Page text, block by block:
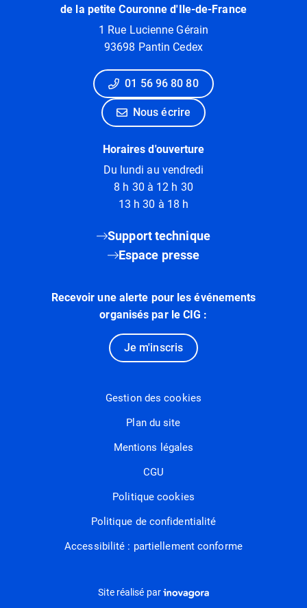
de la petite Couronne d'Ile-de-France
1 Rue Lucienne Gérain
93698 Pantin Cedex
01 56 96 80 80
Nous écrire
Horaires d'ouverture
Du lundi au vendredi
8 h 30 à 12 h 30
13 h 30 à 18 h
Support technique
Espace presse
Recevoir une alerte pour les événements
organisés par le CIG :
Je m'inscris
Gestion des cookies
Plan du site
Mentions légales
CGU
Politique cookies
Politique de confidentialité
Accessibilité : partiellement conforme
Site réalisé parInovagora (ouverture dans un